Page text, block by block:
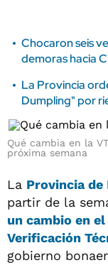
Chocaron seis
demoras hacia
La Provincia
Dumpling" por
Qué cambia en la
próxima semana
La Provincia de
partir de la
un cambio en
Verificación
gobierno